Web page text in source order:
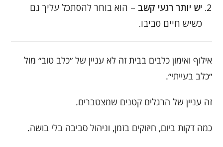
יש יותר רגעי קשב – הוא בוחר להסתכל עליך גם
כשיש חיים סביבו.
אילוף ואימון כלבים בבית זה לא עניין של ״כלב טוב״ מול
״כלב בעייתי״.
זה עניין של הרגלים קטנים שמצטברים.
כמה דקות ביום, חיזוקים בזמן, וניהול סביבה בלי בושה.